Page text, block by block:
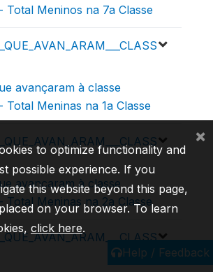
Total Meninos na 7a Classe
avançaram à classe
Total Meninas na 1a Classe
avançaram à classe
Total Meninas na 2a Classe
Help / Feedback
to optimize functionality and
possible experience. If you
this website beyond this page,
on your browser. To learn
click here.
×